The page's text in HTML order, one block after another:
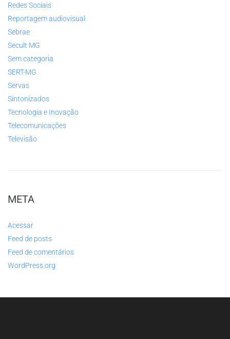
Redes Sociais
Reportagem audiovisual
Sebrae
Secult MG
Sem categoria
SERT-MG
Servas
Sintonizados
Tecnologia e Inovação
Telecomunicações
Televisão
META
Acessar
Feed de posts
Feed de comentários
WordPress.org